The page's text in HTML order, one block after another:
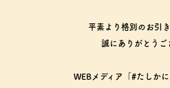
平素より格別のお引
誠にありがとうご
WEBメディア「#たしか